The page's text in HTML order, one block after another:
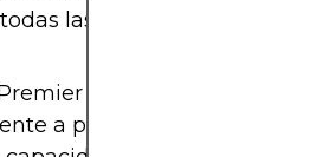
las competiciones.
League, donde el
a préstamo y luego